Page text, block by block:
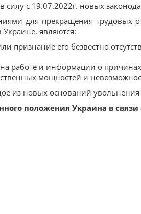
силу с 19.07.2022г. новых
для прекращения трудовых
являются:
признание его безвестно
работе и информации о
мощностей и
из новых оснований увольнения
положения Украина в связи